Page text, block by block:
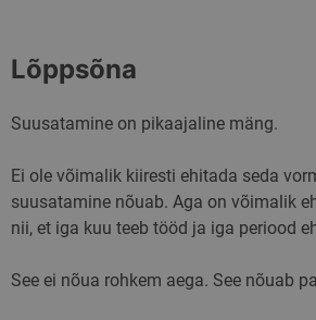
Lõppsõna
Suusatamine on pikaajaline mäng.
Ei ole võimalik kiiresti ehitada seda
suusatamine nõuab. Aga on võimalik
nii, et iga kuu teeb tööd ja iga periood
See ei nõua rohkem aega. See nõuab